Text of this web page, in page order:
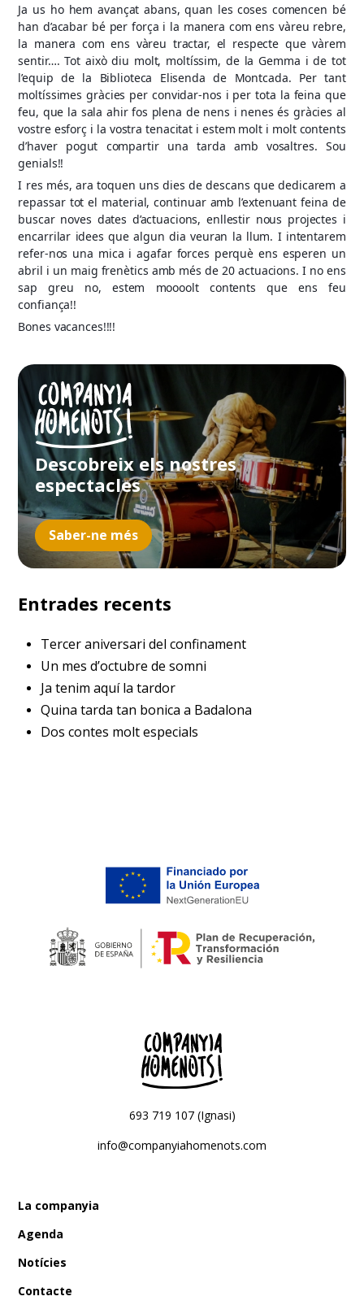
Ja us ho hem avançat abans, quan les coses comencen bé
han d’acabar bé per força i la manera com ens vàreu rebre,
la manera com ens vàreu tractar, el respecte que vàrem
sentir…. Tot això diu molt, moltíssim, de la Gemma i de tot
l’equip de la Biblioteca Elisenda de Montcada. Per tant
moltíssimes gràcies per convidar-nos i per tota la feina que
feu, que la sala ahir fos plena de nens i nenes és gràcies al
vostre esforç i la vostra tenacitat i estem molt i molt contents
d’haver pogut compartir una tarda amb vosaltres. Sou
genials!!
I res més, ara toquen uns dies de descans que dedicarem a
repassar tot el material, continuar amb l’extenuant feina de
buscar noves dates d’actuacions, enllestir nous projectes i
encarrilar idees que algun dia veuran la llum. I intentarem
refer-nos una mica i agafar forces perquè ens esperen un
abril i un maig frenètics amb més de 20 actuacions. I no ens
sap greu no, estem moooolt contents que ens feu
confiança!!
Bones vacances!!!!
Descobreix els nostres
espectacles
Saber-ne més
Entrades recents
Tercer aniversari del confinament
Un mes d’octubre de somni
Ja tenim aquí la tardor
Quina tarda tan bonica a Badalona
Dos contes molt especials
693 719 107 (Ignasi)
info@companyiahomenots.com
La companyia
Agenda
Notícies
Contacte